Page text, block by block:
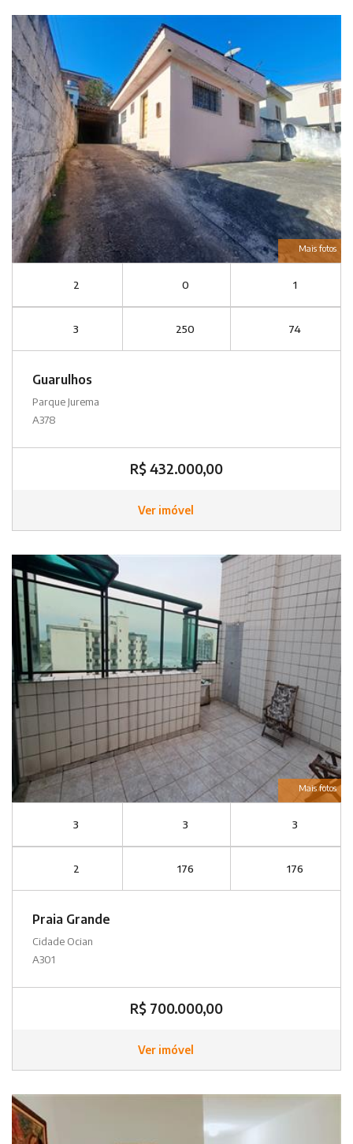
Mais fotos
2 0 1
3 250 74
Guarulhos
Parque Jurema
A378
R$ 432.000,00
Ver imóvel
Mais fotos
3 3 3
2 176 176
Praia Grande
Cidade Ocian
A301
R$ 700.000,00
Ver imóvel